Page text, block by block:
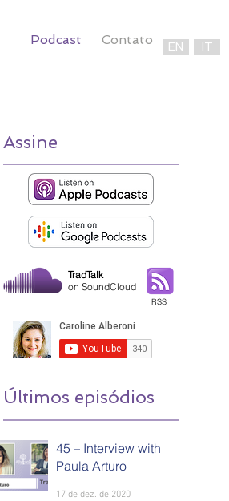
Podcast Contato EN IT
RSS
45 – Interview with
Paula Arturo
17 de dez. de 2020
Últimos episódios
Assine
TradTalk
on SoundCloud